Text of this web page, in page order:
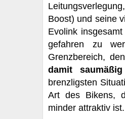
Boost) und seine
Evolink
gefahren zu
Grenzbereich,
damit
brenzligsten
Art des Bikens,
minder attraktiv ist.